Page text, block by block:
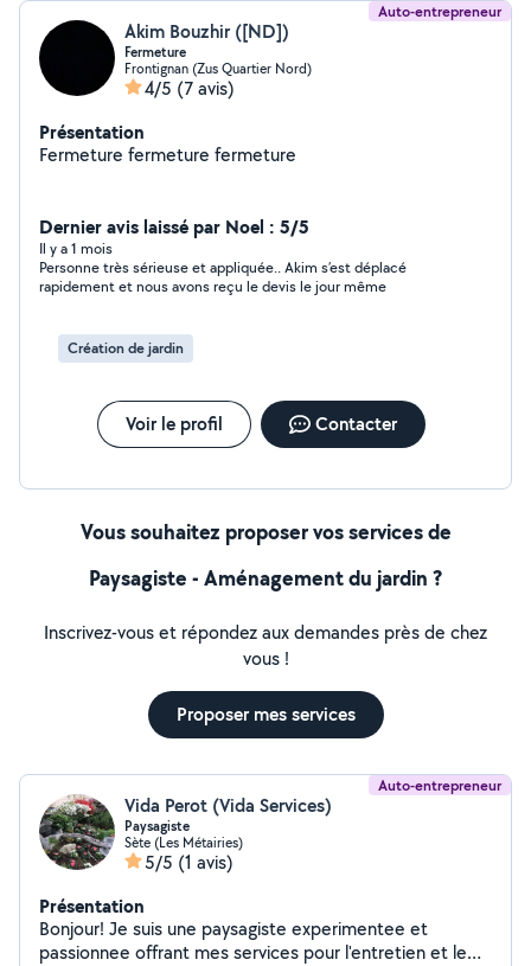
Auto-entrepreneur
Akim Bouzhir ([ND])
Fermeture
Frontignan (Zus Quartier Nord)
4/5 (7 avis)
Présentation
Fermeture fermeture fermeture
Dernier avis laissé par Noel : 5/5
Il y a 1 mois
Personne très sérieuse et appliquée.. Akim s’est déplacé
rapidement et nous avons reçu le devis le jour même
Création de jardin
Voir le profil Contacter
Vous souhaitez proposer vos services de
Paysagiste - Aménagement du jardin ?
Inscrivez-vous et répondez aux demandes près de chez
vous !
Proposer mes services
Auto-entrepreneur
Vida Perot (Vida Services)
Paysagiste
Sète (Les Métairies)
5/5 (1 avis)
Présentation
Bonjour! Je suis une paysagiste experimentee et
passionnee offrant mes services pour l'entretien et le